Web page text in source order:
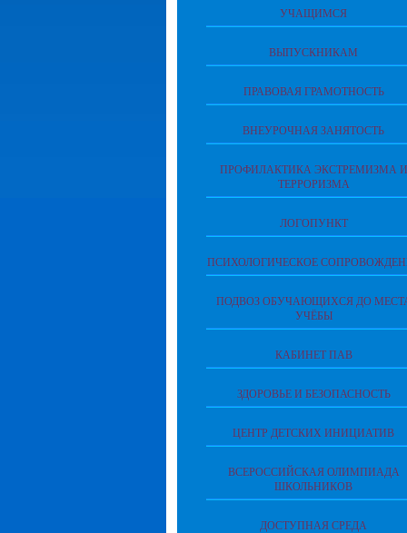
УЧАЩИМСЯ
ВЫПУСКНИКАМ
ПРАВОВАЯ ГРАМОТНОСТЬ
ВНЕУРОЧНАЯ ЗАНЯТОСТЬ
ПРОФИЛАКТИКА ЭКСТРЕМИЗМА И
ТЕРРОРИЗМА
ЛОГОПУНКТ
ПСИХОЛОГИЧЕСКОЕ
ПОДВОЗ ОБУЧАЮЩИХСЯ ДО
УЧЁБЫ
КАБИНЕТ ПАВ
ЗДОРОВЬЕ И БЕЗОПАСНОСТЬ
ЦЕНТР ДЕТСКИХ ИНИЦИАТИВ
ВСЕРОССИЙСКАЯ ОЛИМПИАДА
ШКОЛЬНИКОВ
ДОСТУПНАЯ СРЕДА